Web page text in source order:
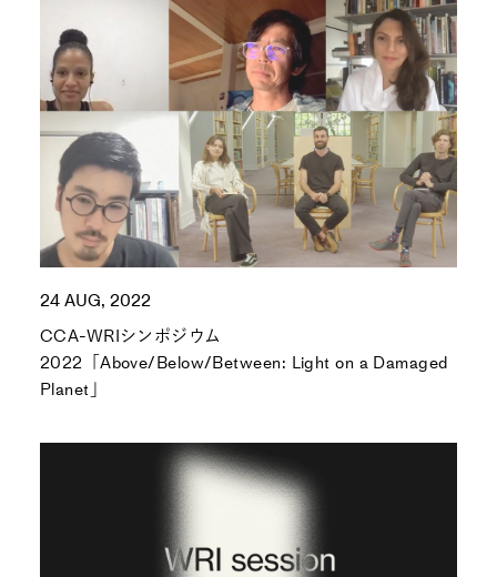
24 AUG, 2022
CCA-WRIシンポジウム
2022「Above/Below/Between: Light on a Damaged
Planet」